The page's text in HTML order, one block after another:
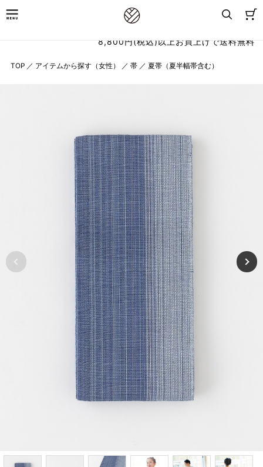
8,800円(税込)以上お買上げで送料無料
TOP ／ アイテムから探す（女性） ／ 帯 ／ 夏帯（夏半幅帯含む）